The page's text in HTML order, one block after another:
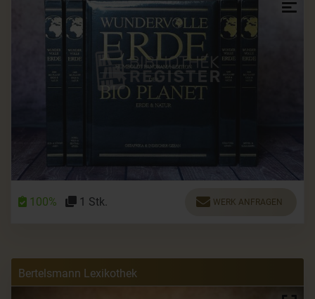
100% 1 Stk. WERK ANFRAGEN
Bertelsmann Lexikothek